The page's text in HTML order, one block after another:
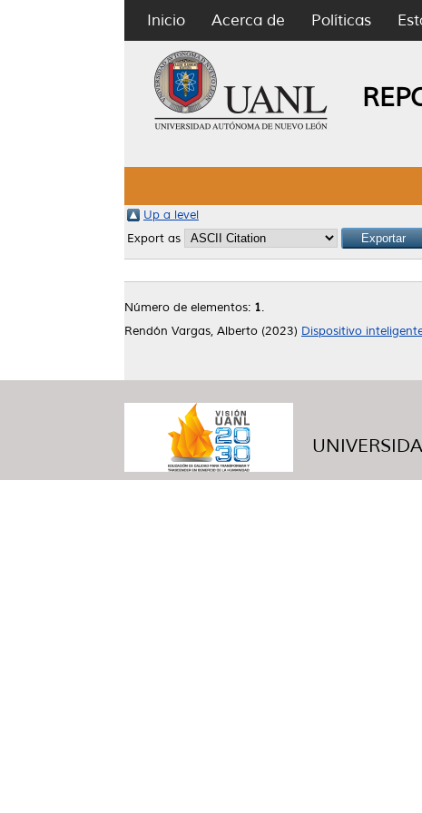
Inicio Acerca de Políticas
Up a level
Export as
Número de elementos: 1.
Rendón Vargas, Alberto (2023) Dispositivo